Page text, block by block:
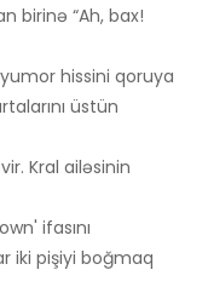
birinə “Ah, bax!
hissini qoruya
üstün
Kral ailəsinin
ifasını
iki pişiyi boğmaq